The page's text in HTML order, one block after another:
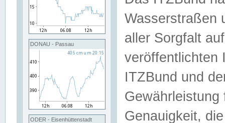
DONAU - Passau
ODER - Eisenhüttenstadt
Wasserstraßen
aller Sorgfalt
veröffentlichten
ITZBund und
Genauigkeit,